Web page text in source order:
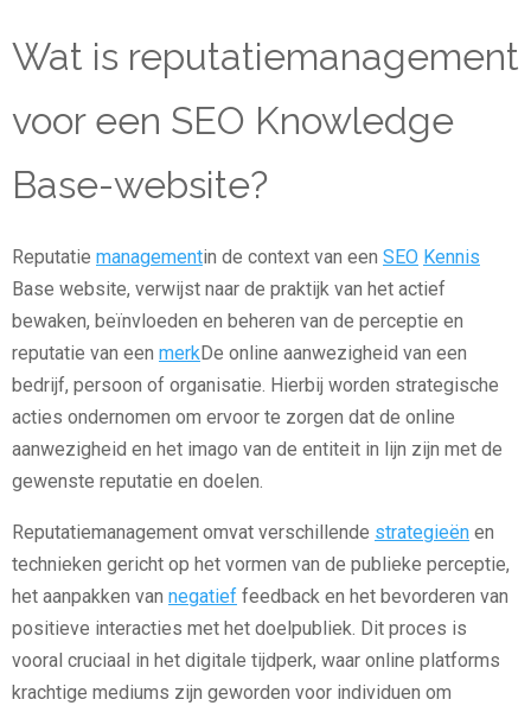
Wat is reputatiemanagement
voor een SEO Knowledge
Base-website?
Reputatie managementin de context van een SEO Kennis
Base website, verwijst naar de praktijk van het actief
bewaken, beïnvloeden en beheren van de perceptie en
reputatie van een merkDe online aanwezigheid van een
bedrijf, persoon of organisatie. Hierbij worden strategische
acties ondernomen om ervoor te zorgen dat de online
aanwezigheid en het imago van de entiteit in lijn zijn met de
gewenste reputatie en doelen.
Reputatiemanagement omvat verschillende strategieën en
technieken gericht op het vormen van de publieke perceptie,
het aanpakken van negatief feedback en het bevorderen van
positieve interacties met het doelpubliek. Dit proces is
vooral cruciaal in het digitale tijdperk, waar online platforms
krachtige mediums zijn geworden voor individuen om